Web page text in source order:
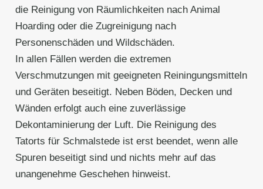
die Reinigung von Räumlichkeiten nach Animal
Hoarding oder die Zugreinigung nach
Personenschäden und Wildschäden.
In allen Fällen werden die extremen
Verschmutzungen mit geeigneten Reiningungsmitteln
und Geräten beseitigt. Neben Böden, Decken und
Wänden erfolgt auch eine zuverlässige
Dekontaminierung der Luft. Die Reinigung des
Tatorts für Schmalstede ist erst beendet, wenn alle
Spuren beseitigt sind und nichts mehr auf das
unangenehme Geschehen hinweist.